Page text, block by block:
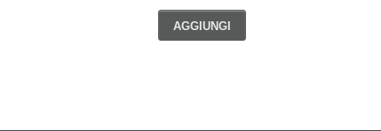
AGGIUNGI